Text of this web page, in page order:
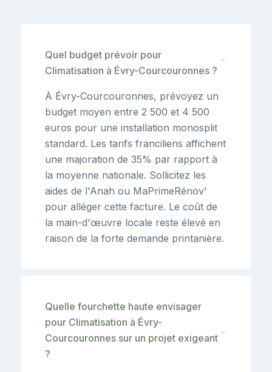
Quel budget prévoir pour
Climatisation à Évry-Courcouronnes ?
⌄
À Évry-Courcouronnes, prévoyez un
budget moyen entre 2 500 et 4 500
euros pour une installation monosplit
standard. Les tarifs franciliens affichent
une majoration de 35% par rapport à
la moyenne nationale. Sollicitez les
aides de l'Anah ou MaPrimeRénov'
pour alléger cette facture. Le coût de
la main-d'œuvre locale reste élevé en
raison de la forte demande printanière.
Quelle fourchette haute envisager
pour Climatisation à Évry-
Courcouronnes sur un projet exigeant
?
⌄